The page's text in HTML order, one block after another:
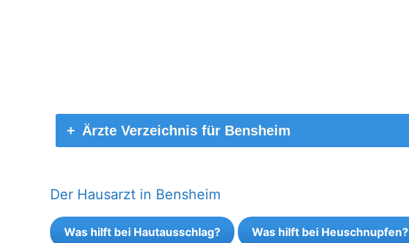
Ärzte Verzeichnis für Bensheim
Der Hausarzt in Bensheim
Was hilft bei Hautausschlag? Was hilft bei Heuschnupfen?